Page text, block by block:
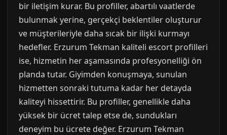
bir iletişim kurar. Bu profiller, abartılı vaatlerde
bulunmak yerine, gerçekçi beklentiler oluşturur
ve müşterileriyle daha sıcak bir ilişki kurmayı
hedefler. Erzurum Tekman kaliteli escort profilleri
ise, hizmetin her aşamasında profesyonelliği ön
planda tutar. Giyimden konuşmaya, sunulan
hizmetten sonraki tutuma kadar her detayda
kaliteyi hissettirir. Bu profiller, genellikle daha
yüksek bir ücret talep etse de, sundukları
deneyim bu ücrete değer. Erzurum Tekman